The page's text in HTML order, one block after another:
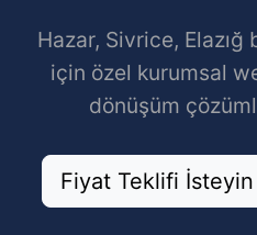
Hazar, Sivrice,
için özel kurumsal
dönüşüm
Fiyat Teklifi İsteyin